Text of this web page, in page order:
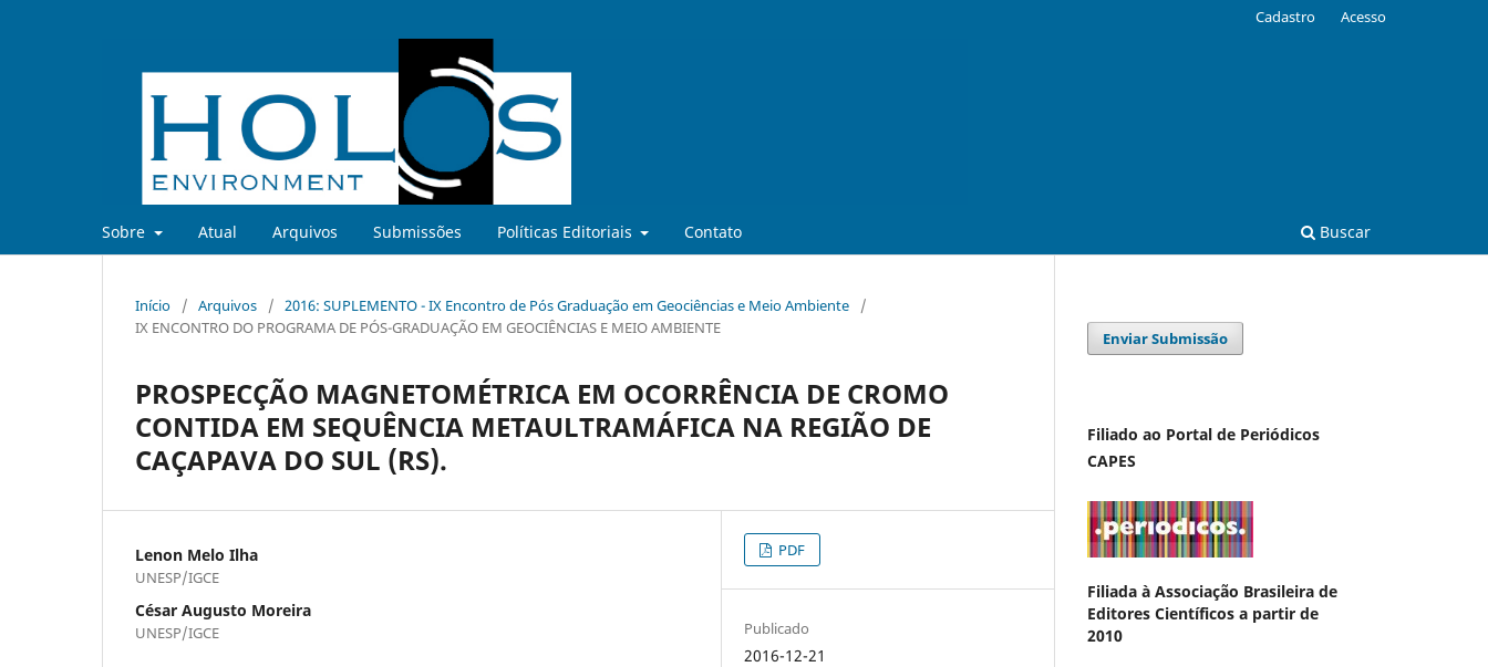
Sobre Atual Arquivos Submissões Políticas Editoriais Contato Buscar
Cadastro Acesso
Início / Arquivos / 2016: SUPLEMENTO - IX Encontro de Pós Graduação em Geociências e Meio Ambiente
/
IX ENCONTRO DO PROGRAMA DE PÓS-GRADUAÇÃO EM GEOCIÊNCIAS E MEIO AMBIENTE
PROSPECÇÃO MAGNETOMÉTRICA EM OCORRÊNCIA DE CROMO
CONTIDA EM SEQUÊNCIA METAULTRAMÁFICA NA REGIÃO DE
CAÇAPAVA DO SUL (RS).
Lenon Melo Ilha
UNESP/IGCE
César Augusto Moreira
UNESP/IGCE
PDF
Publicado
2016-12-21
Enviar Submissão
Filiado ao Portal de Periódicos
CAPES
Filiada à Associação Brasileira de
Editores Científicos a partir de
2010